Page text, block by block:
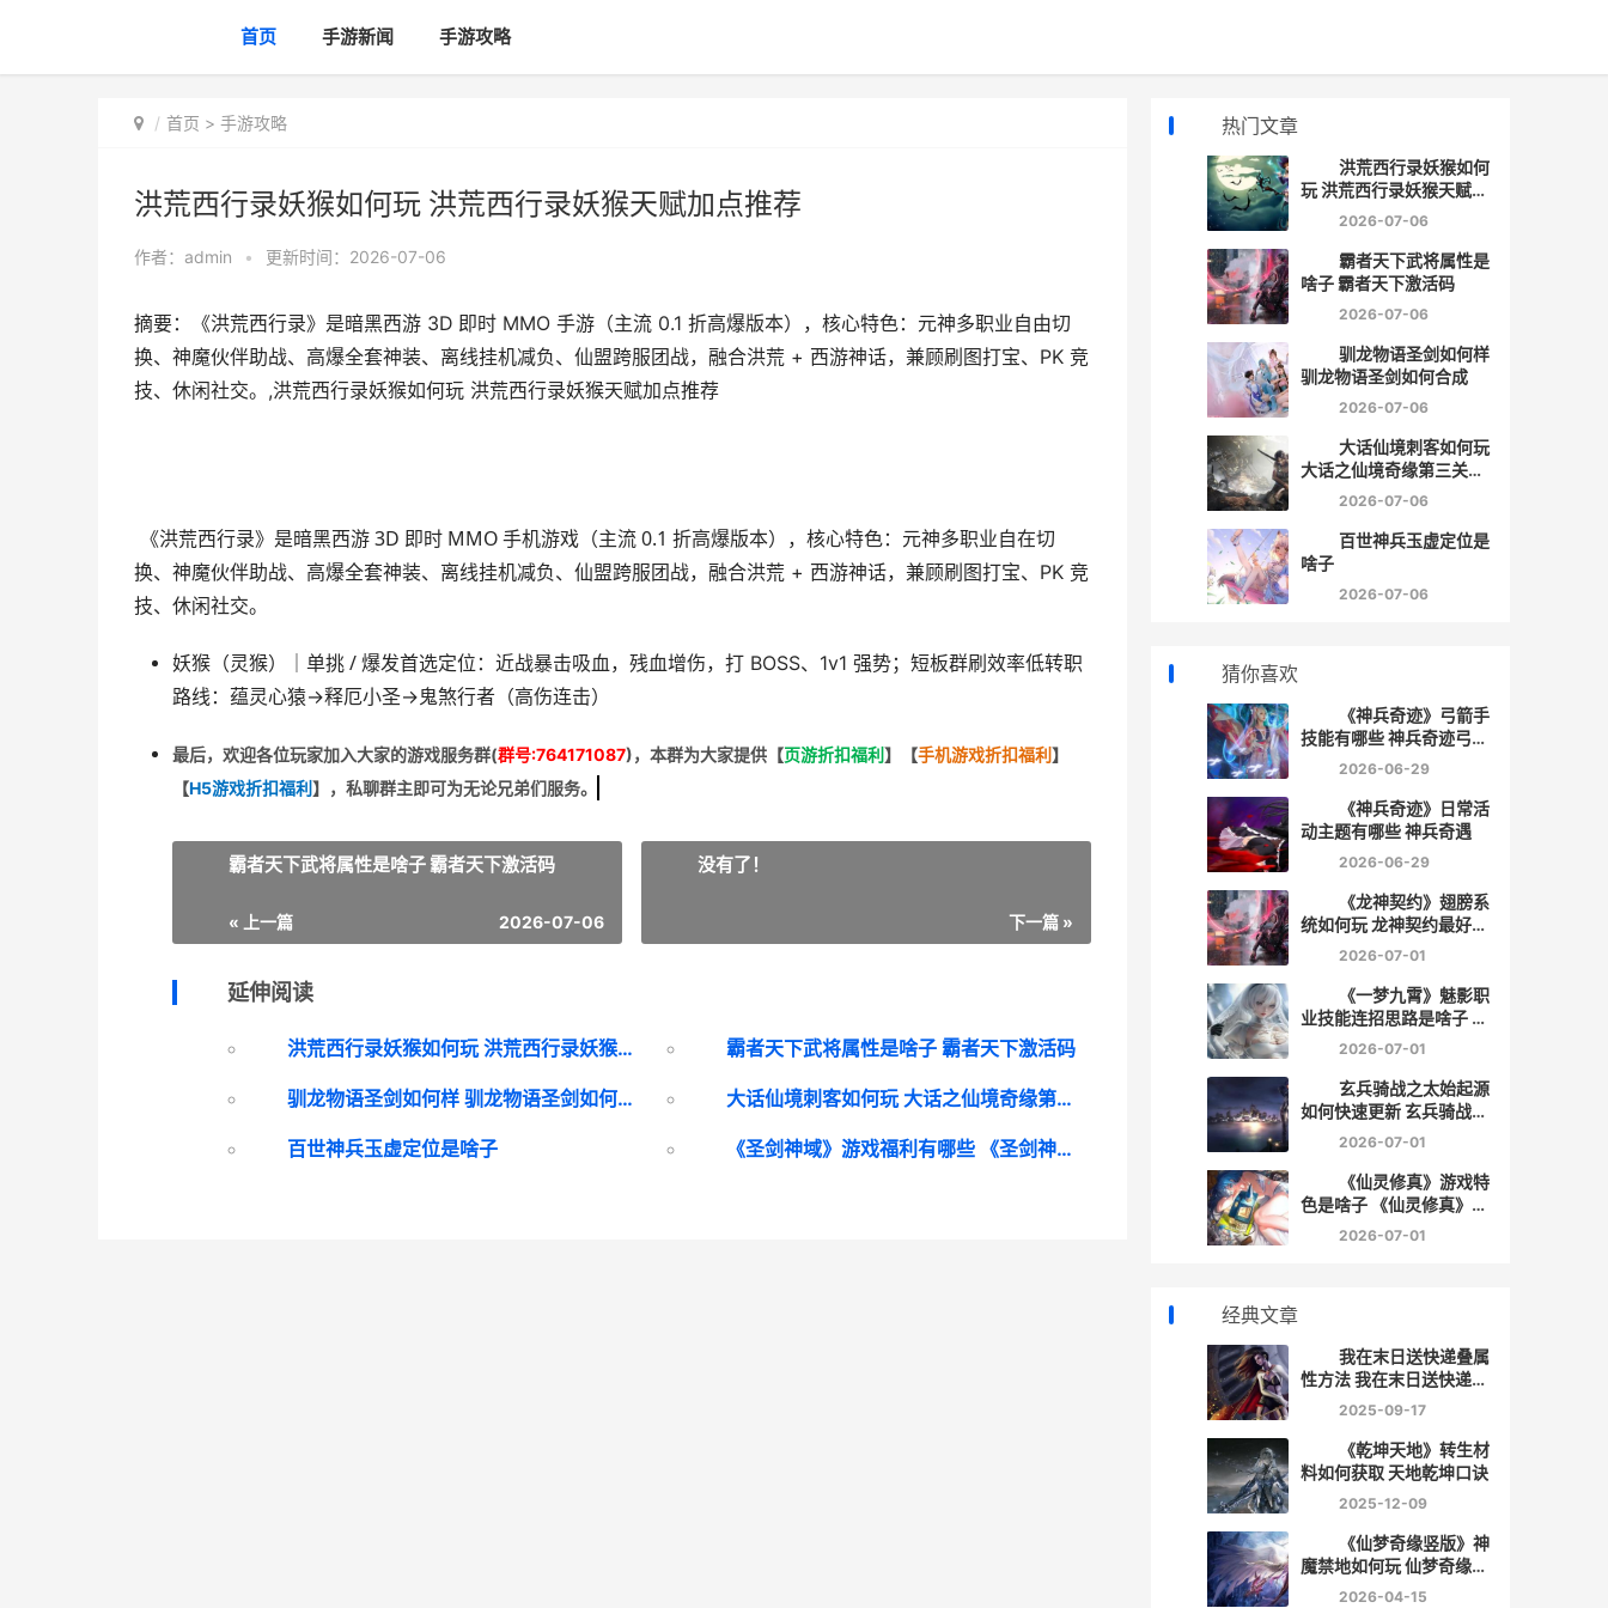
首页 手游新闻 手游攻略
首页 > 手游攻略
洪荒西行录妖猴如何玩 洪荒西行录妖猴天赋加点推荐
作者： admin • 更新时间：2026-07-06
摘要：《洪荒西行录》是暗黑西游 3D 即时 MMO 手游（主流 0.1 折高爆版本），核心特色：元神多职业自由切
换、神魔伙伴助战、高爆全套神装、离线挂机减负、仙盟跨服团战，融合洪荒 + 西游神话，兼顾刷图打宝、PK 竞
技、休闲社交。,洪荒西行录妖猴如何玩 洪荒西行录妖猴天赋加点推荐
《洪荒西行录》是暗黑西游 3D 即时 MMO 手机游戏（主流 0.1 折高爆版本） ，核心特色： 元神多职业自在切
换、神魔伙伴助战、高爆全套神装、离线挂机减负、仙盟跨服团战，融合洪荒 + 西游神话，兼顾刷图打宝、PK 竞
技、休闲社交。
妖猴（灵猴）｜单挑 / 爆发首选定位：近战暴击吸血，残血增伤，打 BOSS、1v1 强势；短板群刷效率低转职
路线：蕴灵心猿→释厄小圣→鬼煞行者（高伤连击）
最后，欢迎各位玩家加入大家的游戏服务群(群号:764171087)，本群为大家提供【页游折扣福利 】 【手机游戏折扣福利 】
【H5游戏折扣福利 】 ，私聊群主即可为无论兄弟们服务。
霸者天下武将属性是啥子 霸者天下激活码
« 上一篇 2026-07-06
没有了！
下一篇 »
延伸阅读
洪荒西行录妖猴如何玩 洪荒西行录妖猴天赋加点推荐 霸者天下武将属性是啥子 霸者天下激活码
驯龙物语圣剑如何样 驯龙物语圣剑如何合成 大话仙境刺客如何玩 大话之仙境奇缘第三关怎么过
百世神兵玉虚定位是啥子 《圣剑神域》游戏福利有哪些 《圣剑神域》游戏下载
热门文章
洪荒西行录妖猴如何
玩 洪荒西行录妖猴天赋加
点推荐2026-07-06
霸者天下武将属性是
啥子 霸者天下激活码
2026-07-06
驯龙物语圣剑如何样
驯龙物语圣剑如何合成
2026-07-06
大话仙境刺客如何玩
大话之仙境奇缘第三关怎
2026-07-06
百世神兵玉虚定位是
啥子
2026-07-06
猜你喜欢
《神兵奇迹》弓箭手
技能有哪些 神兵奇迹弓箭
手怎么加点输出高
2026-06-29
《神兵奇迹》日常活
动主题有哪些 神兵奇遇
2026-06-29
《龙神契约》翅膀系
统如何玩 龙神契约最好的
活动是什么
2026-07-01
《一梦九霄》魅影职
业技能连招思路是啥子 九
游一梦2026-07-01
玄兵骑战之太始起源
如何快速更新 玄兵骑战之
太始起源英灵神像怎么
2026-07-01
《仙灵修真》游戏特
色是啥子 《仙灵修真》游
戏攻略2026-07-01
经典文章
我在末日送快递叠属
性方法 我在末日送快递研
2025-09-17
《乾坤天地》转生材
料如何获取 天地乾坤口诀
2025-12-09
《仙梦奇缘竖版》神
魔禁地如何玩 仙梦奇缘国
风仙侠2026-04-15